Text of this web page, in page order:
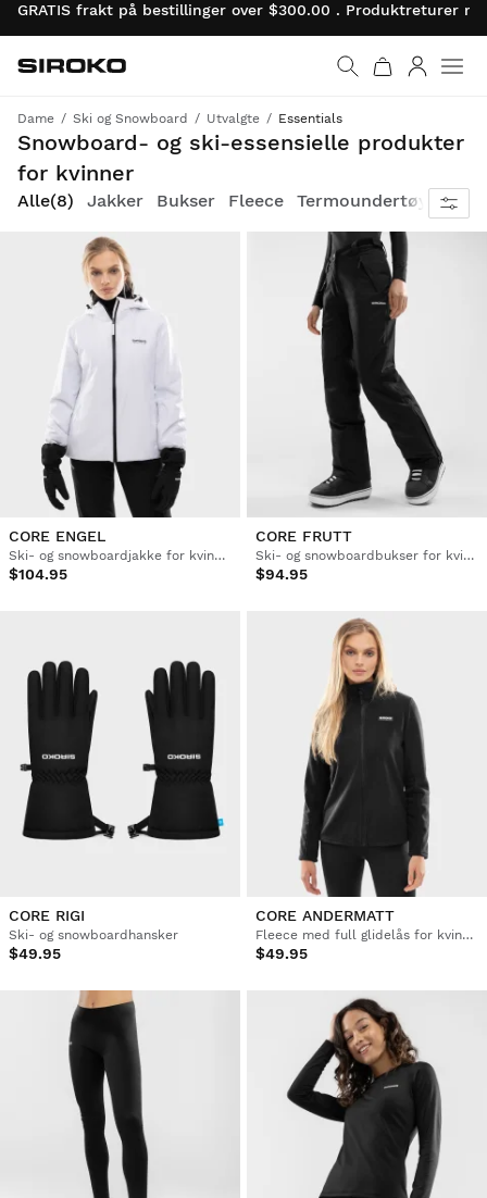
GRATIS frakt på bestillinger over $300.00 . Produktreturer
Gå til startsiden
Siroko.com
Dame Ski og Snowboard Utvalgte Essentials
Snowboard- og ski-essensielle produkter
for kvinner
Core-kolleksjon: kvalitetsklær og tilbehør for nybegynnere til uslåelige priser
Alle(8) Jakker Bukser Fleece Termoundertøy
CORE ENGEL
Ski- og snowboardjakke for kvinner
$104.95
CORE FRUTT
Ski- og snowboardbukser for kvinner
$94.95
CORE RIGI
Ski- og snowboardhansker
$49.95
CORE ANDERMATT
Fleece med full glidelås for kvinner
$49.95